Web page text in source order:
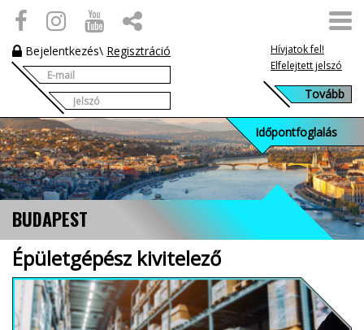
Bejelentkezés\ Regisztráció
Hívjatok fel!
Elfelejtett jelszó
Időpontfoglalás
BUDAPEST
Épületgépész kivitelező